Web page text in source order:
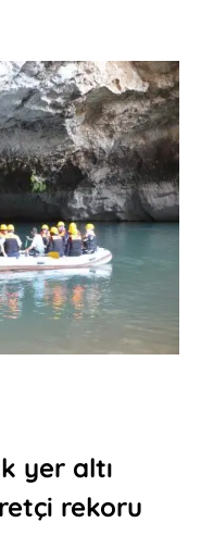
yer altı
rekoru